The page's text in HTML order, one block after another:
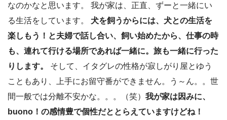
なのかなと思います。 我が家は、正直、ずーと一緒にい
る生活をしています。 犬を飼うからには、犬との生活を
楽しもう！と夫婦で話し合い、飼い始めたから、仕事の時
も、連れて行ける場所であれば一緒に。旅も一緒に行った
りします。
そして、イタグレの性格が寂しがり屋とゆう
こともあり、上手にお留守番ができません。う～ん。。世
間一般では分離不安かな。。。（笑） 我が家は因みに、
buono！の感情豊で個性だととらえていますけどね！